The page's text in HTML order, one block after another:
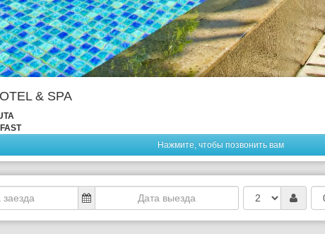
& SPA
Нажмите, чтобы позвонить вам